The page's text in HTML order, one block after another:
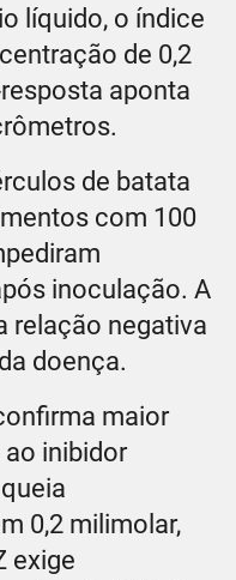
líquido, o índice
de 0,2
aponta
de batata
com 100
inoculação. A
relação negativa
doença.
maior
inibidor
0,2 milimolar,
exige